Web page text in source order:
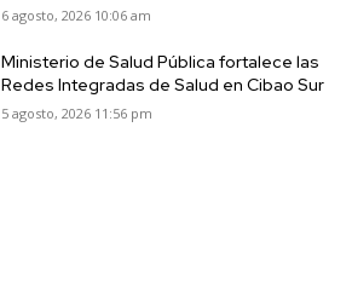
6 agosto, 2026 10:06 am
Ministerio de Salud Pública fortalece las
Redes Integradas de Salud en Cibao Sur
5 agosto, 2026 11:56 pm